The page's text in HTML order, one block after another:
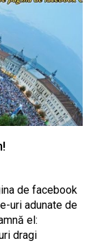
de facebook
uri adunate de
el:
dragi